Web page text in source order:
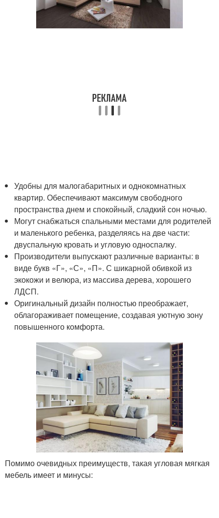
Удобны для малогабаритных и однокомнатных
квартир. Обеспечивают максимум свободного
пространства днем и спокойный, сладкий сон ночью.
Могут снабжаться спальными местами для родителей
и маленького ребенка, разделяясь на две части:
двуспальную кровать и угловую односпалку.
Производители выпускают различные варианты: в
виде букв «Г», «С», «П». С шикарной обивкой из
экокожи и велюра, из массива дерева, хорошего
ЛДСП.
Оригинальный дизайн полностью преображает,
облагораживает помещение, создавая уютную зону
повышенного комфорта.
Помимо очевидных преимуществ, такая угловая мягкая
мебель имеет и минусы: